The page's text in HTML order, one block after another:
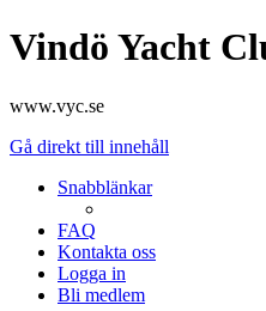
Vindö Yacht
www.vyc.se
Gå direkt till innehåll
Snabblänkar
FAQ
Kontakta oss
Logga in
Bli medlem